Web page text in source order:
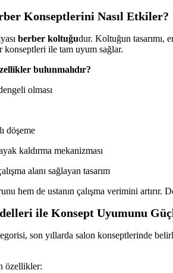
Konseptlerini Nasıl Etkiler?
berber koltuğudur. Koltuğun tasarımı,
konseptleri ile tam uyum sağlar.
bulunmalıdır?
olması
döşeme
kaldırma mekanizması
alanı sağlayan tasarım
hem de ustanın çalışma verimini
ile Konsept Uyumunu
son yıllarda salon konseptlerinde
özellikler: